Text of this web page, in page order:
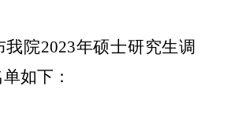
我院2023年硕士研究生调
如下：